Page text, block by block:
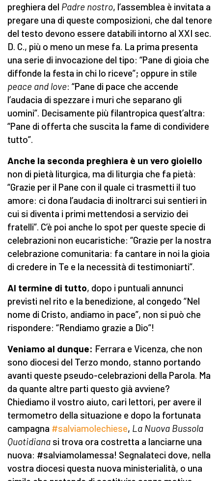
preghiera del Padre nostro, l’assemblea è invitata a
pregare una di queste composizioni, che dal tenore
del testo devono essere databili intorno al XXI sec.
D. C., più o meno un mese fa. La prima presenta
una serie di invocazione del tipo: “Pane di gioia che
diffonde la festa in chi lo riceve”; oppure in stile
peace and love: “Pane di pace che accende
l’audacia di spezzare i muri che separano gli
uomini”. Decisamente più filantropica quest’altra:
“Pane di offerta che suscita la fame di condividere
tutto”.
Anche la seconda preghiera è un vero gioiello
non di pietà liturgica, ma di liturgia che fa pietà:
“Grazie per il Pane con il quale ci trasmetti il tuo
amore: ci dona l’audacia di inoltrarci sui sentieri in
cui si diventa i primi mettendosi a servizio dei
fratelli”. C’è poi anche lo spot per queste specie di
celebrazioni non eucaristiche: “Grazie per la nostra
celebrazione comunitaria: fa cantare in noi la gioia
di credere in Te e la necessità di testimoniarti”.
Al termine di tutto, dopo i puntuali annunci
previsti nel rito e la benedizione, al congedo “Nel
nome di Cristo, andiamo in pace”, non si può che
rispondere: “Rendiamo grazie a Dio”!
Veniamo al dunque: Ferrara e Vicenza, che non
sono diocesi del Terzo mondo, stanno portando
avanti queste pseudo-celebrazioni della Parola. Ma
da quante altre parti questo già avviene?
Chiediamo il vostro aiuto, cari lettori, per avere il
termometro della situazione e dopo la fortunata
campagna #salviamolechiese, La Nuova Bussola
Quotidiana si trova ora costretta a lanciarne una
nuova: #salviamolamessa! Segnalateci dove, nella
vostra diocesi questa nuova ministerialità, o una